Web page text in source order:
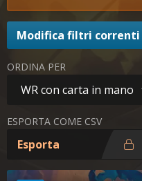
Modifica filtri correnti
ORDINA PER
WR con carta in mano
ESPORTA COME CSV
Esporta